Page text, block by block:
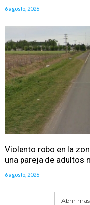
6 agosto, 2026
Violento robo en la
una pareja de adultos
6 agosto, 2026
Abrir mas